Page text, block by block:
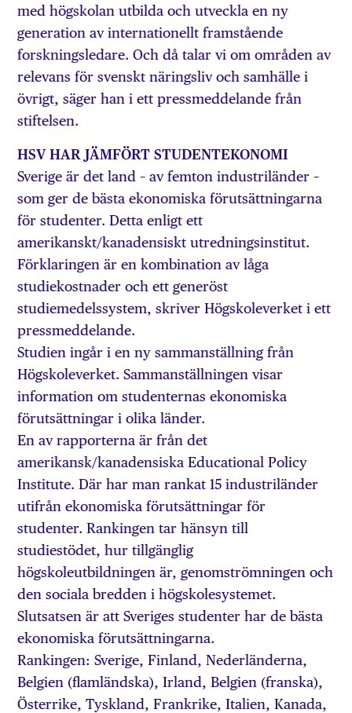
med högskolan utbilda och utveckla en ny
generation av internationellt framstående
forskningsledare. Och då talar vi om områden av
relevans för svenskt näringsliv och samhälle i
övrigt, säger han i ett pressmeddelande från
stiftelsen.
HSV HAR JÄMFÖRT STUDENTEKONOMI
Sverige är det land – av femton industriländer –
som ger de bästa ekonomiska förutsättningarna
för studenter. Detta enligt ett
amerikanskt/kanadensiskt utredningsinstitut.
Förklaringen är en kombination av låga
studiekostnader och ett generöst
studiemedelssystem, skriver Högskoleverket i ett
pressmeddelande.
Studien ingår i en ny sammanställning från
Högskoleverket. Sammanställningen visar
information om studenternas ekonomiska
förutsättningar i olika länder.
En av rapporterna är från det
amerikansk/kanadensiska Educational Policy
Institute. Där har man rankat 15 industriländer
utifrån ekonomiska förutsättningar för
studenter. Rankingen tar hänsyn till
studiestödet, hur tillgänglig
högskoleutbildningen är, genomströmningen och
den sociala bredden i högskolesystemet.
Slutsatsen är att Sveriges studenter har de bästa
ekonomiska förutsättningarna.
Rankingen: Sverige, Finland, Nederländerna,
Belgien (flamländska), Irland, Belgien (franska),
Österrike, Tyskland, Frankrike, Italien, Kanada,